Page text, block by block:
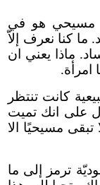
مسيحي هو في
ما كنا نعرف إلاّ
ماذا يعني ان
كانت تنتظر
على انك تميت
مسيحيًا الا
ترمز إلى ما